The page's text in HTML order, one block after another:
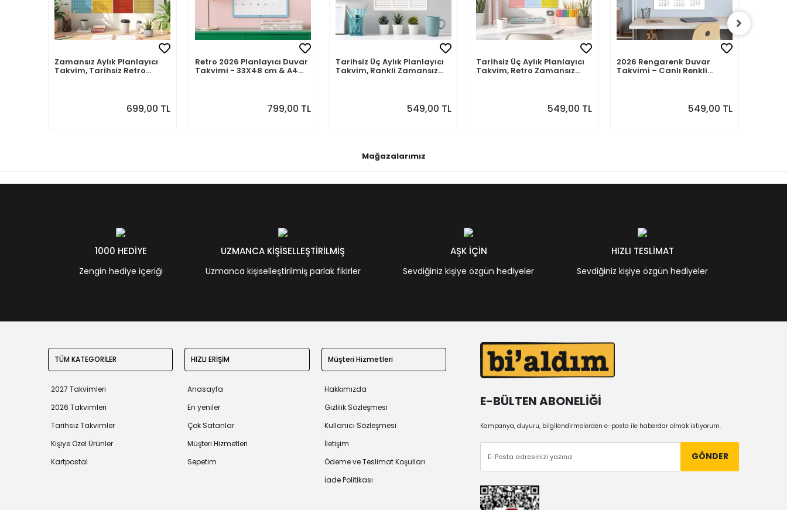
Zamansız Aylık Planlayıcı
Takvim, Tarihsiz Retro
699,00 TL
Retro 2026 Planlayıcı Duvar
Takvimi - 33X48 cm & A4
799,00 TL
Tarihsiz Üç Aylık Planlayıcı
Takvim, Rankli Zamansız
549,00 TL
Tarihsiz Üç Aylık Planlayıcı
Takvim, Retro Zamansız
549,00 TL
2026 Rengarenk Duvar
Takvimi – Canlı Renkli
549,00 TL
Mağazalarımız
1000 HEDİYE
Zengin hediye içeriği
UZMANCA KİŞİSELLEŞTİRİLMİŞ
Uzmanca kişiselleştirilmiş parlak fikirler
AŞK İÇİN
Sevdiğiniz kişiye özgün hediyeler
HIZLI TESLİMAT
Sevdiğiniz kişiye özgün hediyeler
TÜM KATEGORİLER
2027 Takvimleri
2026 Takvimleri
Tarihsiz Takvimler
Kişiye Özel Ürünler
Kartpostal
HIZLI ERİŞİM
Anasayfa
En yeniler
Çok Satanlar
Müşteri Hizmetleri
Sepetim
Müşteri Hizmetleri
Hakkımızda
Gizlilik Sözleşmesi
Kullanıcı Sözleşmesi
İletişim
Ödeme ve Teslimat Koşulları
İade Politikası
E-BÜLTEN ABONELİĞİ
Kampanya, duyuru, bilgilendirmelerden e-posta ile haberdar olmak istiyorum.
GÖNDER